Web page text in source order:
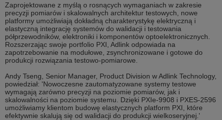
Zaprojektowane z myślą o rosnących wymaganiach w zakresie
precyzji pomiarów i skalowalnych architektur testowych, nowe
platformy umożliwiają dokładną charakterystykę elektryczną i
elastyczną integrację systemów do walidacji i testowania
półprzewodników, elektroniki i komponentów optoelektronicznych.
Rozszerzając swoje portfolio PXI, Adlink odpowiada na
zapotrzebowanie na modułowe, zsynchronizowane i gotowe do
produkcji rozwiązania testowo-pomiarowe.
Andy Tseng, Senior Manager, Product Division w Adlink Technology,
powiedział: 'Nowoczesne zautomatyzowane systemy testowe
wymagają zarówno precyzji na poziomie pomiarów, jak i
skalowalności na poziomie systemu. Dzięki PXIe-9908 i PXES-2596
umożliwiamy klientom budowę elastycznych platform PXI, które
efektywnie skalują się od walidacji do produkcji wielkoseryjnej.'